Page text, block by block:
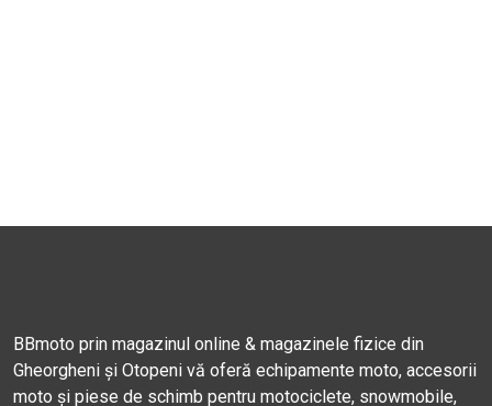
BBmoto prin magazinul online & magazinele fizice din
Gheorgheni și Otopeni vă oferă echipamente moto, accesorii
moto și piese de schimb pentru motociclete, snowmobile,